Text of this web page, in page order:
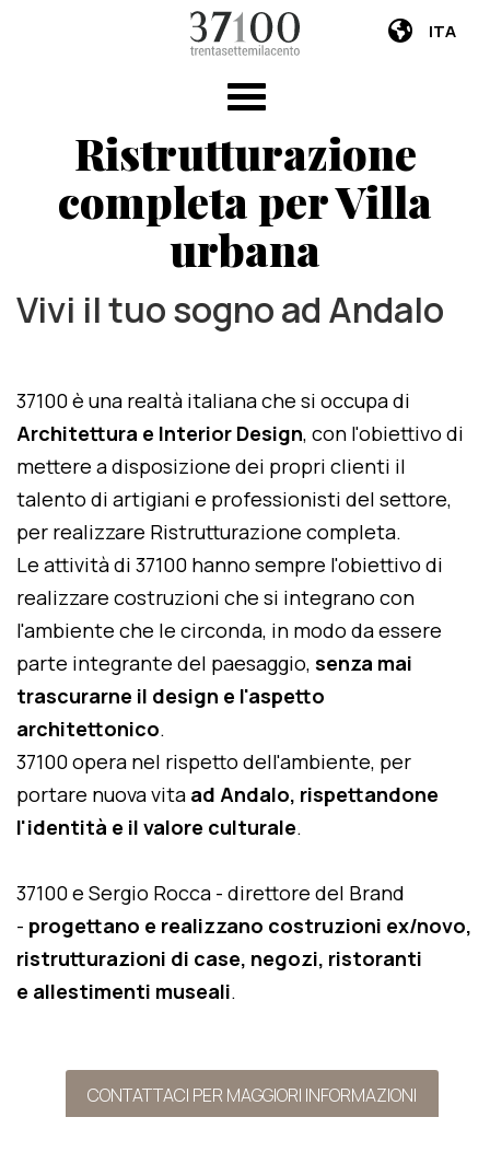
ITA
Ristrutturazione
completa per Villa
urbana
Vivi il tuo sogno ad Andalo
37100 è una realtà italiana che si occupa di
Architettura e Interior Design, con l'obiettivo di
mettere a disposizione dei propri clienti il
talento di artigiani e professionisti del settore,
per realizzare Ristrutturazione completa.
Le attività di 37100 hanno sempre l'obiettivo di
realizzare costruzioni che si integrano con
l'ambiente che le circonda, in modo da essere
parte integrante del paesaggio, senza mai
trascurarne il design e l'aspetto
architettonico.
37100 opera nel rispetto dell'ambiente, per
portare nuova vita ad Andalo, rispettandone
l'identità e il valore culturale.
37100 e Sergio Rocca - direttore del Brand
- progettano e realizzano costruzioni ex/novo,
ristrutturazioni di case, negozi, ristoranti
e allestimenti museali.
CONTATTACI PER MAGGIORI INFORMAZIONI